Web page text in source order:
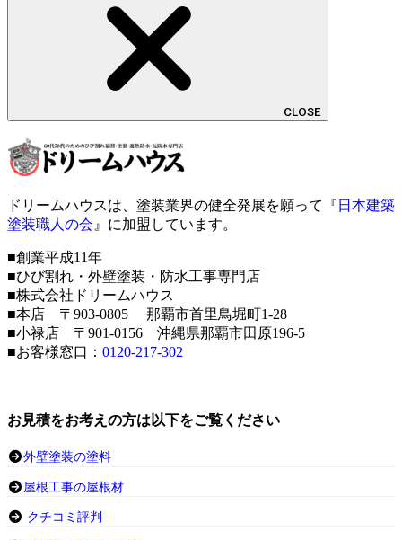
CLOSE
ドリームハウスは、塗装業界の健全発展を願って『 日本建築
塗装職人の会 』に加盟しています。
■創業平成11年
■ひび割れ・外壁塗装・防水工事専門店
■株式会社ドリームハウス
■本店 〒903-0805 那覇市首里鳥堀町1-28
■小禄店 〒901-0156 沖縄県那覇市田原196-5
■お客様窓口： 0120-217-302
お見積をお考えの方は以下をご覧ください
外壁塗装の塗料
屋根工事の屋根材
クチコミ評判